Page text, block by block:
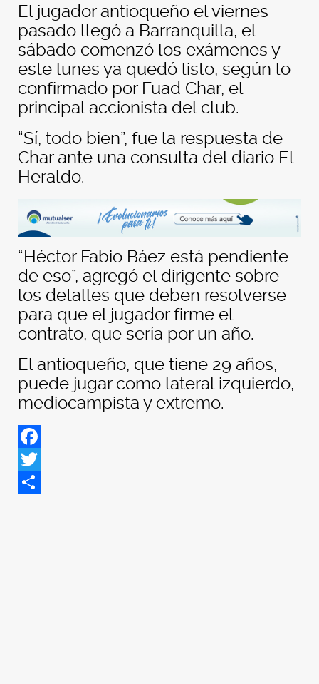
El jugador antioqueño el viernes
pasado llegó a Barranquilla, el
sábado comenzó los exámenes y
este lunes ya quedó listo, según lo
confirmado por Fuad Char, el
principal accionista del club.
“Sí, todo bien”, fue la respuesta de
Char ante una consulta del diario El
Heraldo.
“Héctor Fabio Báez está pendiente
de eso”, agregó el dirigente sobre
los detalles que deben resolverse
para que el jugador firme el
contrato, que sería por un año.
El antioqueño, que tiene 29 años,
puede jugar como lateral izquierdo,
mediocampista y extremo.
Facebook
Twitter